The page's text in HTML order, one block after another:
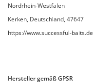
Nordrhein-Westfalen
Kerken, Deutschland, 47647
https://www.successful-baits.de
Hersteller gemäß GPSR